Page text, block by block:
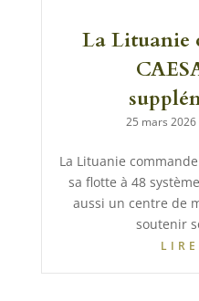
La Lituanie
25 mars 2026
La Lituanie
sa flotte à 48
aussi un centre de
soutenir